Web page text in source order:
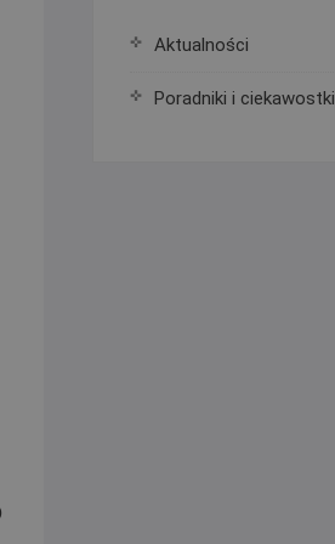
Aktualności
Poradniki i ciekawostki